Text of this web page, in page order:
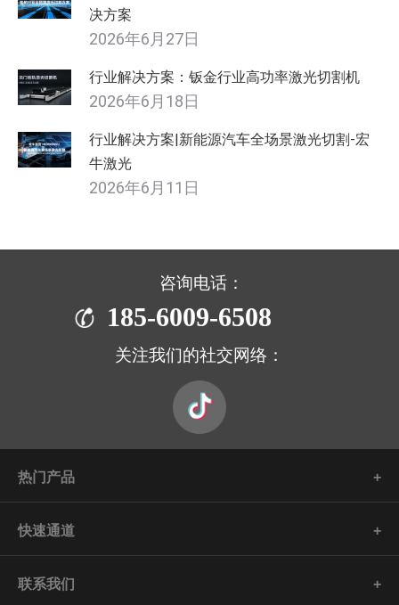
决方案
2026年6月27日
行业解决方案：钣金行业高功率激光切割机
2026年6月18日
行业解决方案|新能源汽车全场景激光切割-宏
牛激光
2026年6月11日
关注我们的社交网络：
咨询电话：
185-6009-6508
热门产品
快速通道
联系我们